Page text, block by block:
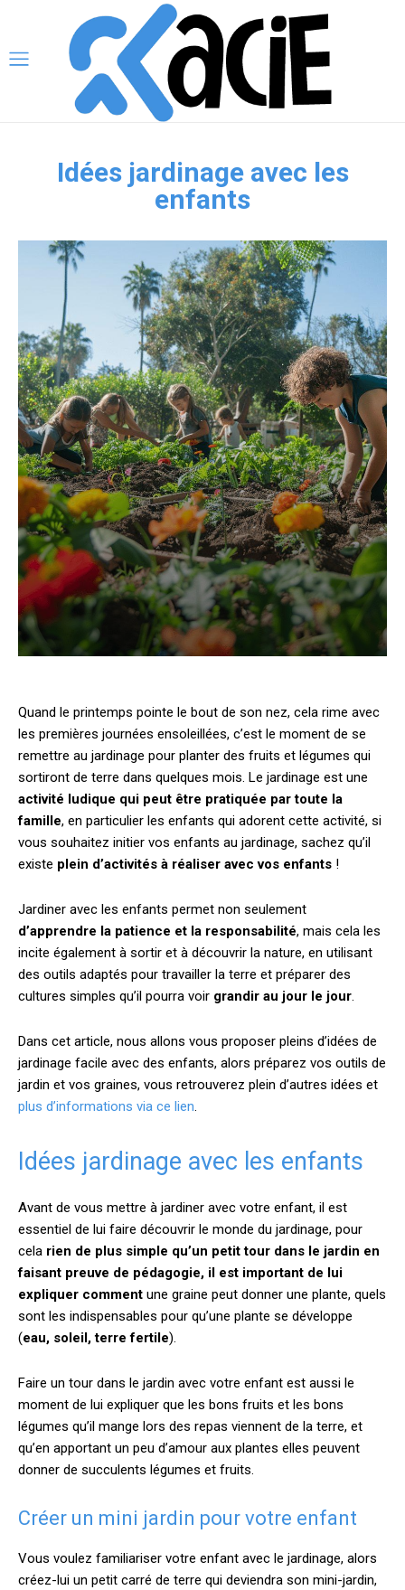
Idées jardinage avec les
enfants
Quand le printemps pointe le bout de son nez, cela rime avec
les premières journées ensoleillées, c’est le moment de se
remettre au jardinage pour planter des fruits et légumes qui
sortiront de terre dans quelques mois. Le jardinage est une
activité ludique qui peut être pratiquée par toute la
famille, en particulier les enfants qui adorent cette activité, si
vous souhaitez initier vos enfants au jardinage, sachez qu’il
existe plein d’activités à réaliser avec vos enfants !
Jardiner avec les enfants permet non seulement
d’apprendre la patience et la responsabilité, mais cela les
incite également à sortir et à découvrir la nature, en utilisant
des outils adaptés pour travailler la terre et préparer des
cultures simples qu’il pourra voir grandir au jour le jour.
Dans cet article, nous allons vous proposer pleins d’idées de
jardinage facile avec des enfants, alors préparez vos outils de
jardin et vos graines, vous retrouverez plein d’autres idées et
plus d’informations via ce lien.
Idées jardinage avec les enfants
Avant de vous mettre à jardiner avec votre enfant, il est
essentiel de lui faire découvrir le monde du jardinage, pour
cela rien de plus simple qu’un petit tour dans le jardin en
faisant preuve de pédagogie, il est important de lui
expliquer comment une graine peut donner une plante, quels
sont les indispensables pour qu’une plante se développe
(eau, soleil, terre fertile).
Faire un tour dans le jardin avec votre enfant est aussi le
moment de lui expliquer que les bons fruits et les bons
légumes qu’il mange lors des repas viennent de la terre, et
qu’en apportant un peu d’amour aux plantes elles peuvent
donner de succulents légumes et fruits.
Créer un mini jardin pour votre enfant
Vous voulez familiariser votre enfant avec le jardinage, alors
créez-lui un petit carré de terre qui deviendra son mini-jardin,